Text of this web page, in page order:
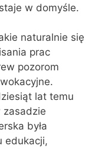
w domyśle.
naturalnie się
prac
pozorom
lat temu
zasadzie
była
edukacji,